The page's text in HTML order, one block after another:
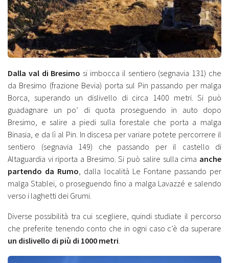
Dalla val di Bresimo si imbocca il sentiero (segnavia 131) che
da Bresimo (frazione Bevia) porta sul Pin passando per malga
Borca, superando un dislivello di circa 1400 metri. Si può
guadagnare un po’ di quota proseguendo in auto dopo
Bresimo, e salire a piedi sulla forestale che porta a malga
Binasia, e da lì al Pin. In discesa per variare potete percorrere il
sentiero (segnavia 149) che passando per il castello di
Altaguardia vi riporta a Bresimo. Si può salire sulla cima anche
partendo da Rumo, dalla località Le Fontane passando per
malga Stablei, o proseguendo fino a malga Lavazzé e salendo
verso i laghetti dei Grumi.
Diverse possibilità tra cui scegliere, quindi studiate il percorso
che preferite tenendo conto che in ogni caso c’è da superare
un dislivello di più di 1000 metri.